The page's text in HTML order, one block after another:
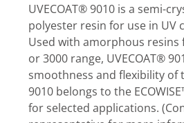
UVECOAT® 9010 is a semi-
polyester resin for use in UV
Used with amorphous resins
or 3000 range, UVECOAT®
smoothness and flexibility of
9010 belongs to the
for selected applications.